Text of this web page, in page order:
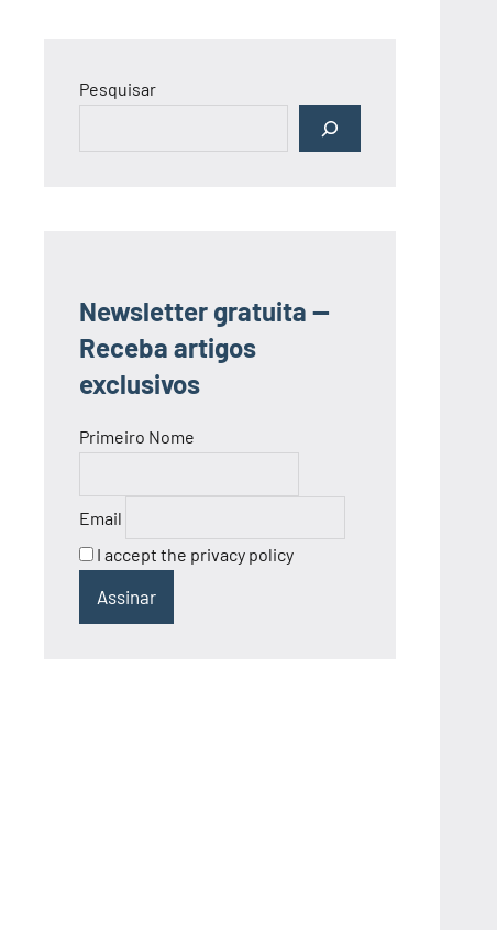
Pesquisar
Newsletter gratuita —
Receba artigos
exclusivos
Primeiro Nome
Email
I accept the privacy policy